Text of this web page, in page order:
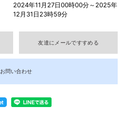
2024年11月27日00時00分～2025年
12月31日23時59分
友達にメールですすめる
お問い合わせ